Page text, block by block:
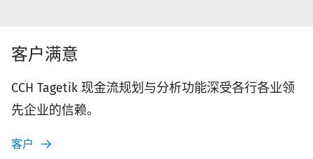
客户满意
CCH Tagetik 现金流规划与分析功能深受各行各业领
先企业的信赖。
客户